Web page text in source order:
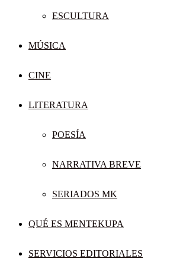
ESCULTURA
MÚSICA
CINE
LITERATURA
POESÍA
NARRATIVA BREVE
SERIADOS MK
QUÉ ES MENTEKUPA
SERVICIOS EDITORIALES